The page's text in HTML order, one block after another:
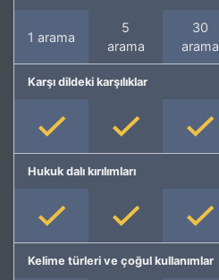
1 arama
5
arama
30
arama
Karşı dildeki karşılıklar
Hukuk dalı kırılımları
Kelime türleri ve çoğul kullanımlar